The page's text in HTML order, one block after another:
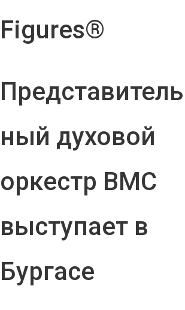
Figures®
Представитель
ный духовой
оркестр ВМС
выступает в
Бургасе